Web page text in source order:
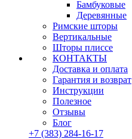
Бамбуковые
Деревянные
Римские шторы
Вертикальные
Шторы плиссе
КОНТАКТЫ
Доставка и оплата
Гарантия и возврат
Инструкции
Полезное
Отзывы
Блог
+7 (383) 284-16-17